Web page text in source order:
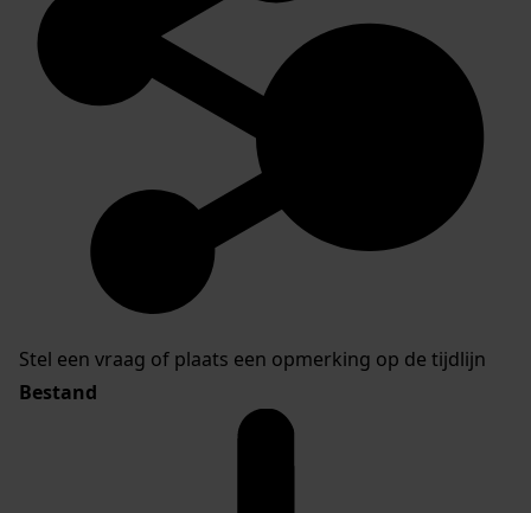
Stel een vraag of plaats een opmerking op de tijdlijn
Bestand